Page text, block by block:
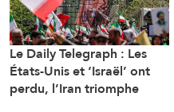
Le Daily Telegraph : Les
États-Unis et ‘Israël’ ont
perdu, l’Iran triomphe